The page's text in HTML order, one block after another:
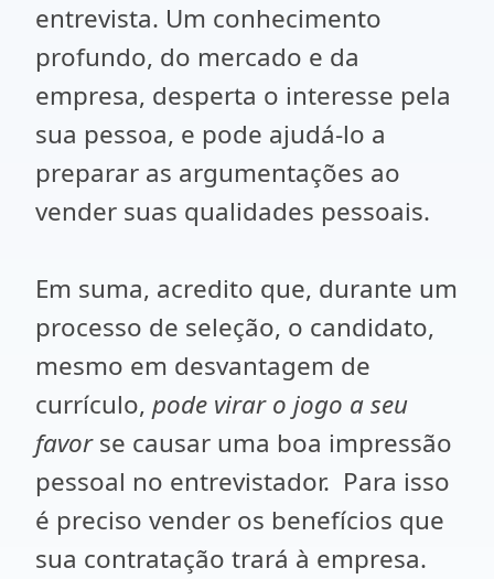
entrevista. Um conhecimento
profundo, do mercado e da
empresa, desperta o interesse pela
sua pessoa, e pode ajudá-lo a
preparar as argumentações ao
vender suas qualidades pessoais.
Em suma, acredito que, durante um
processo de seleção, o candidato,
mesmo em desvantagem de
currículo, pode virar o jogo a seu
favorse causar uma boa impressão
pessoal no entrevistador. Para isso
é preciso vender os benefícios que
sua contratação trará à empresa.